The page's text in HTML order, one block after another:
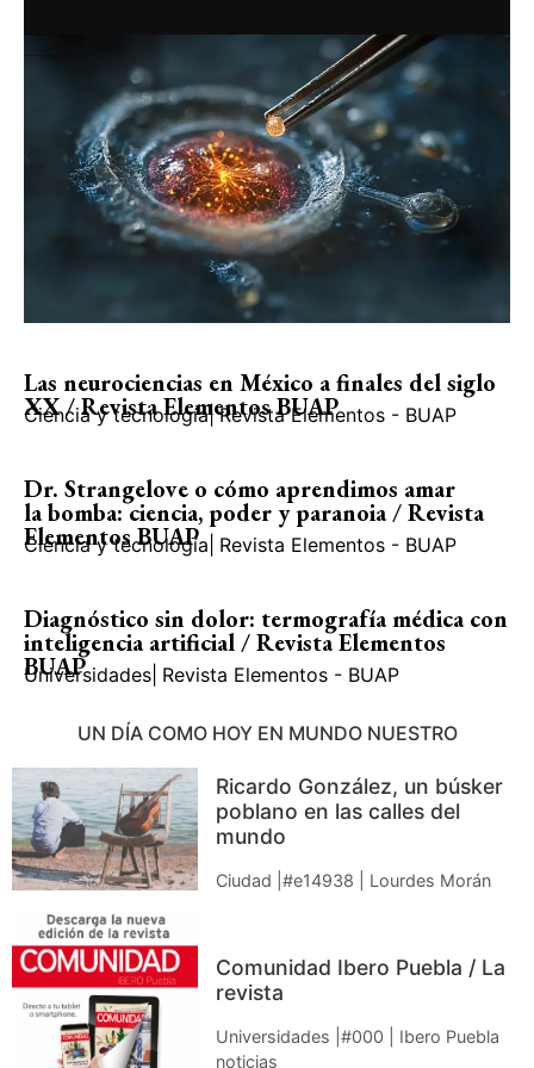
Las neurociencias en México a finales del siglo
XX / Revista Elementos BUAP
Ciencia y tecnología| Revista Elementos - BUAP
Dr. Strangelove o cómo aprendimos amar
la bomba: ciencia, poder y paranoia / Revista
Elementos BUAP
Ciencia y tecnología Revista Elementos - BUAP
Diagnóstico sin dolor: termografía médica con
inteligencia artificial / Revista Elementos
BUAP
Universidades Revista Elementos - BUAP
UN DÍA COMO HOY EN MUNDO NUESTRO
Ricardo González, un búsker
poblano en las calles del
mundo
Ciudad |#e14938 | Lourdes Morán
Comunidad Ibero Puebla / La
revista
Universidades |#000 | Ibero Puebla
noticias